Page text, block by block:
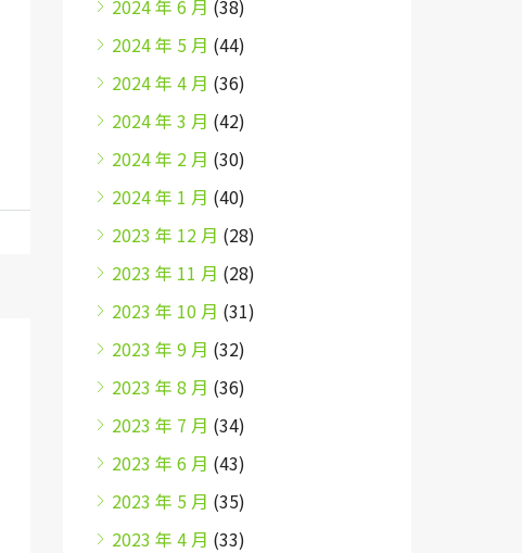
2024 年 6 月 (38)
2024 年 5 月 (44)
2024 年 4 月 (36)
2024 年 3 月 (42)
2024 年 2 月 (30)
2024 年 1 月 (40)
2023 年 12 月 (28)
2023 年 11 月 (28)
2023 年 10 月 (31)
2023 年 9 月 (32)
2023 年 8 月 (36)
2023 年 7 月 (34)
2023 年 6 月 (43)
2023 年 5 月 (35)
2023 年 4 月 (33)